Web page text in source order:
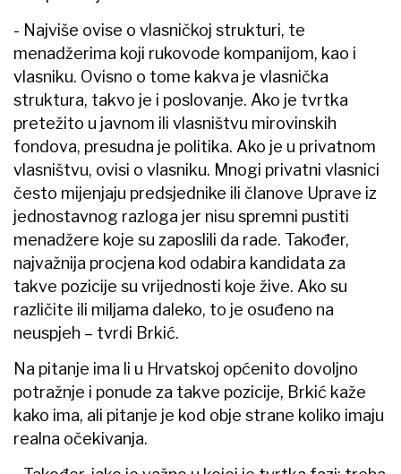
- Najviše ovise o vlasničkoj strukturi, te
menadžerima koji rukovode kompanijom, kao i
vlasniku. Ovisno o tome kakva je vlasnička
struktura, takvo je i poslovanje. Ako je tvrtka
pretežito u javnom ili vlasništvu mirovinskih
fondova, presudna je politika. Ako je u privatnom
vlasništvu, ovisi o vlasniku. Mnogi privatni vlasnici
često mijenjaju predsjednike ili članove Uprave iz
jednostavnog razloga jer nisu spremni pustiti
menadžere koje su zaposlili da rade. Također,
najvažnija procjena kod odabira kandidata za
takve pozicije su vrijednosti koje žive. Ako su
različite ili miljama daleko, to je osuđeno na
neuspjeh – tvrdi Brkić.
Na pitanje ima li u Hrvatskoj općenito dovoljno
potražnje i ponude za takve pozicije, Brkić kaže
kako ima, ali pitanje je kod obje strane koliko imaju
realna očekivanja.